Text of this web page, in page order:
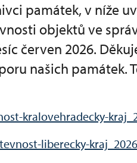
památek, v níže
objektů ve
červen 2026.
našich památek.
kralovehradecky-
liberecky-